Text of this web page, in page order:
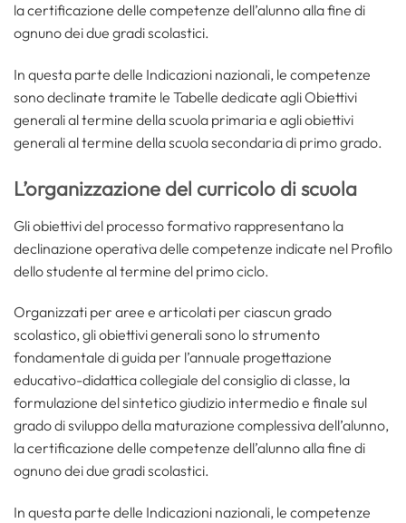
la certificazione delle competenze dell’alunno alla fine di
ognuno dei due gradi scolastici.
In questa parte delle Indicazioni nazionali, le competenze
sono declinate tramite le Tabelle dedicate agli Obiettivi
generali al termine della scuola primaria e agli obiettivi
generali al termine della scuola secondaria di primo grado.
L’organizzazione del curricolo di scuola
Gli obiettivi del processo formativo rappresentano la
declinazione operativa delle competenze indicate nel Profilo
dello studente al termine del primo ciclo.
Organizzati per aree e articolati per ciascun grado
scolastico, gli obiettivi generali sono lo strumento
fondamentale di guida per l’annuale progettazione
educativo-didattica collegiale del consiglio di classe, la
formulazione del sintetico giudizio intermedio e finale sul
grado di sviluppo della maturazione complessiva dell’alunno,
la certificazione delle competenze dell’alunno alla fine di
ognuno dei due gradi scolastici.
In questa parte delle Indicazioni nazionali, le competenze